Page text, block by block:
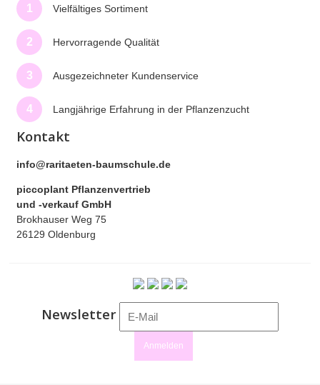
1 Vielfältiges Sortiment
2 Hervorragende Qualität
3 Ausgezeichneter Kundenservice
4 Langjährige Erfahrung in der Pflanzenzucht
Kontakt
info@raritaeten-baumschule.de
piccoplant Pflanzenvertrieb
und -verkauf GmbH
Brokhauser Weg 75
26129 Oldenburg
Newsletter
Anmelden